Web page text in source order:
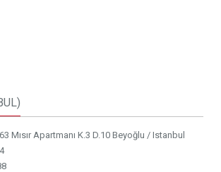
Mısır Apartmanı K.3 D.10 Beyoğlu / Istanbul